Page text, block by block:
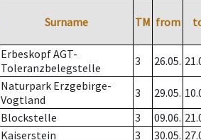
Surname TM from
Erbeskopf AGT-
Toleranzbelegstelle
3 26.05.
Naturpark Erzgebirge-
Vogtland
3 29.05.
Blockstelle 3 09.06.
Kaiserstein 3 30.05.